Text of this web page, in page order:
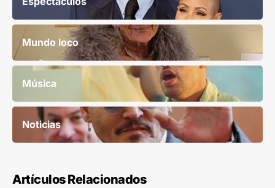
Mundo loco
Música
Noticias
Artículos Relacionados